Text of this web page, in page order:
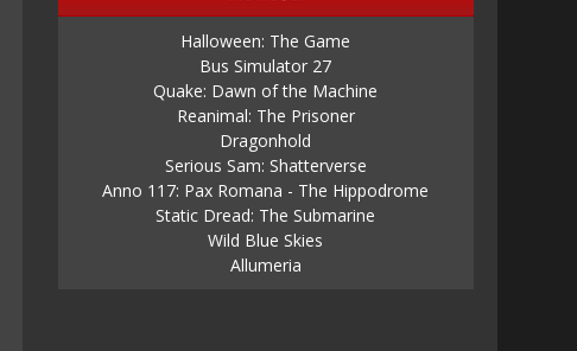
Halloween: The Game
Bus Simulator 27
Quake: Dawn of the Machine
Reanimal: The Prisoner
Dragonhold
Serious Sam: Shatterverse
Anno 117: Pax Romana - The Hippodrome
Static Dread: The Submarine
Wild Blue Skies
Allumeria